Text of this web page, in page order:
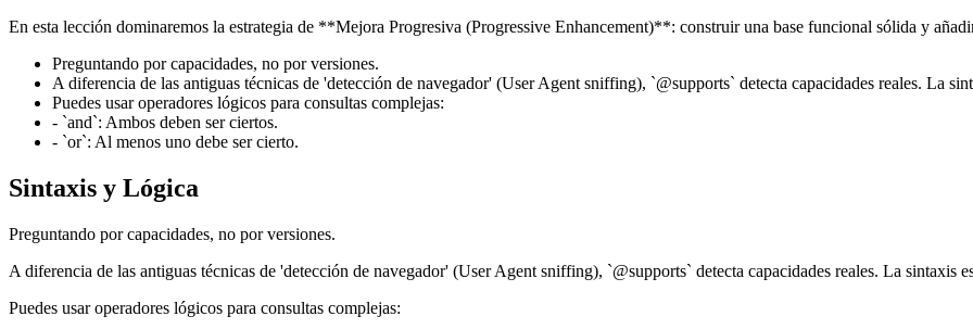
En esta lección dominaremos la estrategia de **Mejora Progresiva (Progressive Enhancement)**: construir una base funcional sólida y
Preguntando por capacidades, no por versiones.
A diferencia de las antiguas técnicas de 'detección de navegador' (User Agent sniffing), `@supports` detecta capacidades reales. La
Puedes usar operadores lógicos para consultas complejas:
- `and`: Ambos deben ser ciertos.
- `or`: Al menos uno debe ser cierto.
Sintaxis y Lógica
Preguntando por capacidades, no por versiones.
A diferencia de las antiguas técnicas de 'detección de navegador' (User Agent sniffing), `@supports` detecta capacidades reales. La
Puedes usar operadores lógicos para consultas complejas: